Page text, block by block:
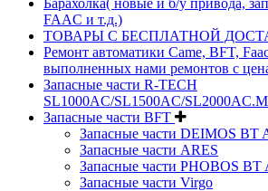
Барахолка( новые и б/у привода,
FAAC и т.д.)
ТОВАРЫ С БЕСПЛАТНОЙ
Ремонт автоматики Came, BFT,
выполненных нами ремонтов с
Запасные части R-TECH
SL1000AC/SL1500AC/
Запасные части BFT
Запасные части DEIMOS BT
Запасные части ARES
Запасные части PHOBOS BT
Запасные части Virgo